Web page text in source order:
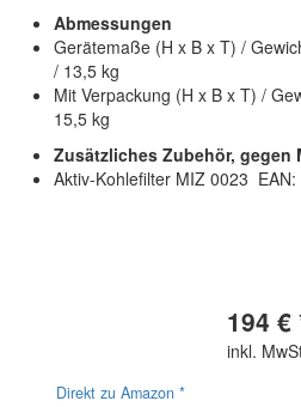
Abmessungen
Gerätemaße (H x B x T) /
/ 13,5 kg
Mit Verpackung (H x B x T) /
15,5 kg
Zusätzliches Zubehör, gegen
Aktiv-Kohlefilter MIZ 0023 EAN:
194 €
inkl.
Direkt zu Amazon *